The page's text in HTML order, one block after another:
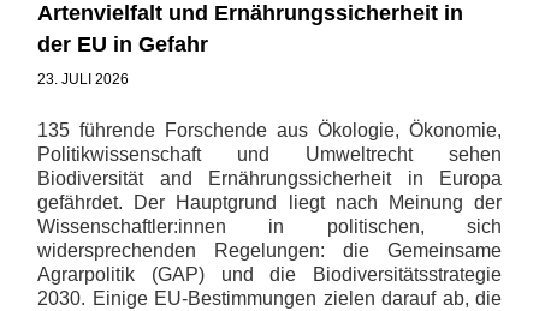
Artenvielfalt und Ernährungssicherheit in
der EU in Gefahr
23. JULI 2026
135 führende Forschende aus Ökologie, Ökonomie,
Politikwissenschaft und Umweltrecht sehen
Biodiversität and Ernährungssicherheit in Europa
gefährdet. Der Hauptgrund liegt nach Meinung der
Wissenschaftler:innen in politischen, sich
widersprechenden Regelungen: die Gemeinsame
Agrarpolitik (GAP) und die Biodiversitätsstrategie
2030. Einige EU-Bestimmungen zielen darauf ab, die